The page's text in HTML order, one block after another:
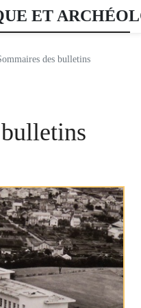
ET
des bulletins